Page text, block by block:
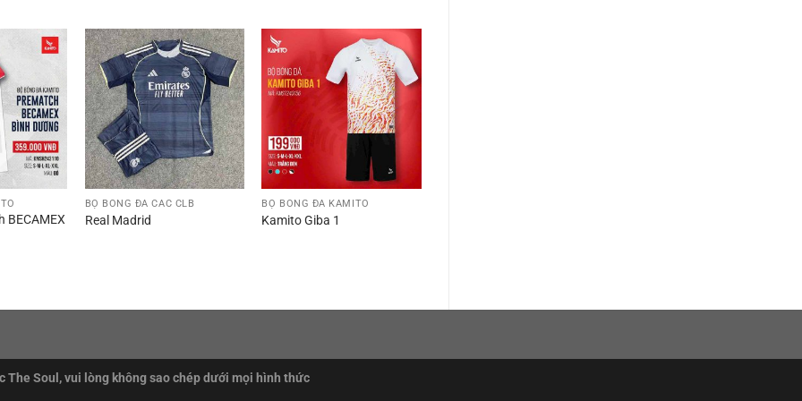
BECAMEX
BỘ BÓNG ĐÁ CÁC CLB
Real Madrid
BỘ BÓNG ĐÁ KAMITO
Kamito Giba 1
The Soul, vui lòng không sao chép dưới mọi hình thức